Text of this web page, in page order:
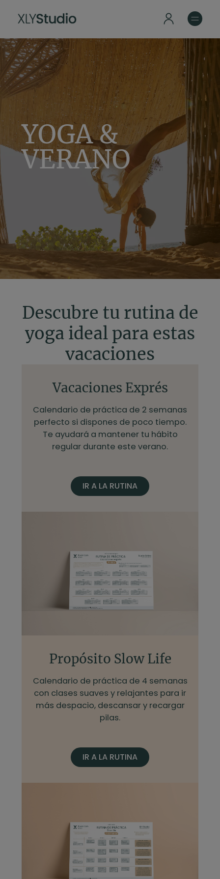
YOGA &
VERANO
Descubre tu rutina de
yoga ideal para estas
vacaciones
Vacaciones Exprés
Calendario de práctica de 2 semanas
perfecto si dispones de poco tiempo.
Te ayudará a mantener tu hábito
regular durante este verano.
IR A LA RUTINA
Propósito Slow Life
Calendario de práctica de 4 semanas
con clases suaves y relajantes para ir
más despacio, descansar y recargar
pilas.
IR A LA RUTINA